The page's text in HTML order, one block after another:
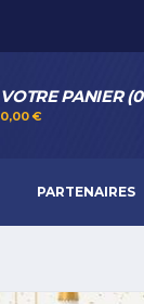
VOTRE PANIER
0,00€
PARTENAIRES